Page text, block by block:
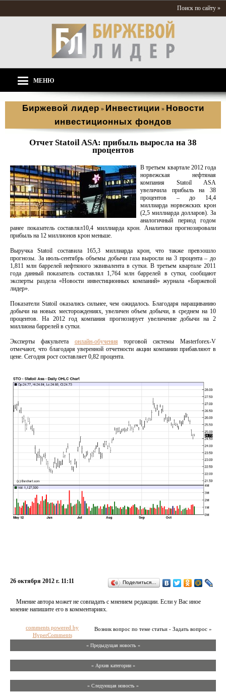
Поиск по сайту »
МЕНЮ
Биржевой лидер » Инвестиции » Новости
инвестиционных фондов
Отчет Statoil ASA: прибыль выросла на 38
процентов
В третьем квартале 2012 года
норвежская нефтяная
компания Statoil ASA
увеличила прибыль на 38
процентов – до 14,4
миллиарда норвежских крон
(2,5 миллиарда долларов). За
аналогичный период годом
ранее показатель составлял10,4 миллиарда крон. Аналитики прогнозировали
прибыль на 12 миллионов крон меньше.
Выручка Statoil составила 165,3 миллиарда крон, что также превзошло
прогнозы. За июль-сентябрь объемы добычи газа выросли на 3 процента – до
1,811 млн баррелей нефтяного эквивалента в сутки. В третьем квартале 2011
года данный показатель составлял 1,764 млн баррелей в сутки, сообщают
эксперты раздела «Новости инвестиционных компаний» журнала «Биржевой
лидер».
Показатели Statoil оказались сильнее, чем ожидалось. Благодаря наращиванию
добычи на новых месторождениях, увеличен объем добычи, в среднем на 10
процентов. На 2012 год компания прогнозирует увеличение добычи на 2
миллиона баррелей в сутки.
Эксперты факультета онлайн-обучения торговой системы Masterforex-V
отмечают, что благодаря уверенной отчетности акции компании прибавляют в
цене. Сегодня рост составляет 0,82 процента.
26 октября 2012 г. 11:11 Поделиться…
Мнение автора может не совпадать с мнением редакции. Если у Вас иное
мнение напишите его в комментариях.
Возник вопрос по теме статьи - Задать вопрос »
comments powered by
HyperComments
« Предыдущая новость «
» Архив категории «
» Следующая новость »